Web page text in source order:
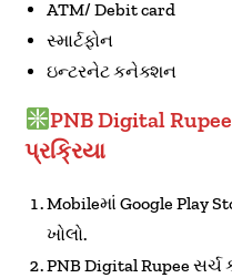
ATM/ Debit card
સ્માર્ટફોન
ઇન્ટરનેટ કનેક્શન
PNB Digital
પ્રક્રિયા
Mobileમાં Google Play
ખોલો.
PNB Digital Rupee સર્ચ